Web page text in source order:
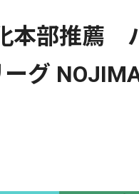
本部推薦
グ